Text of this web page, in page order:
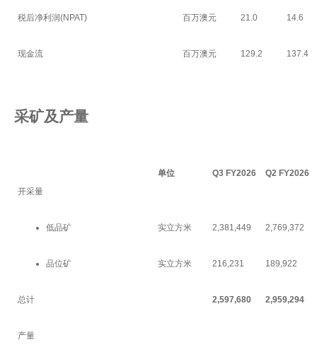
税后净利润(NPAT) 百万澳元 21.0 14.6
现金流 百万澳元 129.2 137.4
采矿及产量
单位 Q3 FY2026
Q2 FY2026
开采量
低品矿 实立方米 2,381,449 2,769,372
品位矿 实立方米 216,231 189,922
总计 2,597,680 2,959,294
产量